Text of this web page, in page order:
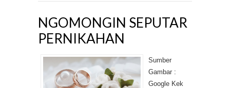
NGOMONGIN SEPUTAR
PERNIKAHAN
Sumber
Gambar :
Google Kek